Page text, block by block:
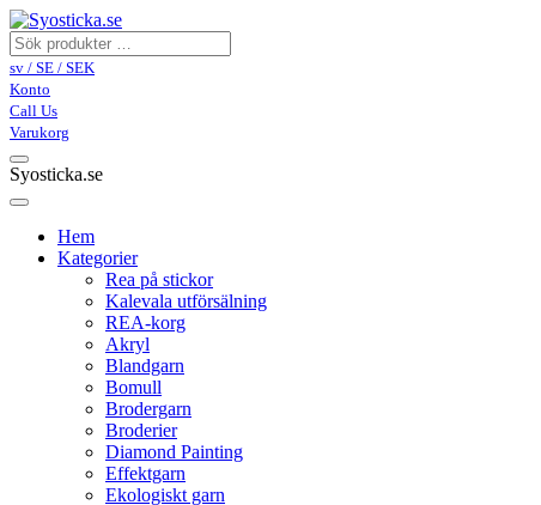
sv / SE / SEK
Konto
Call Us
Varukorg
Syosticka.se
Hem
Kategorier
Rea på stickor
Kalevala utförsälning
REA-korg
Akryl
Blandgarn
Bomull
Brodergarn
Broderier
Diamond Painting
Effektgarn
Ekologiskt garn